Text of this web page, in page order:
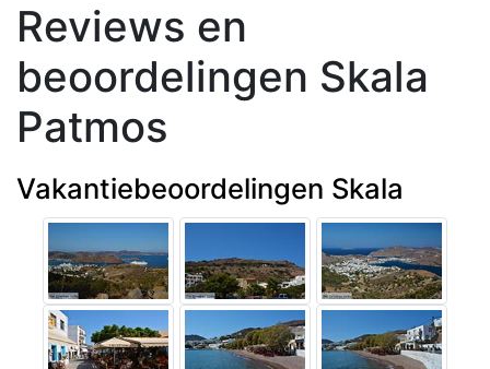
Reviews en
beoordelingen Skala
Patmos
Vakantiebeoordelingen Skala